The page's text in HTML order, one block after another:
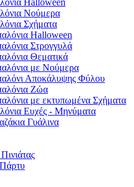
Halloween
Νούμερα
Σχήματα
Halloween
Στρογγυλά
Θεματικά
με Νούμερα
Αποκάλυψης Φύλου
Ζώα
με εκτυπωμένα Σχήματα
Ευχές - Μηνύματα
Γυάλινα
Πάρτυ